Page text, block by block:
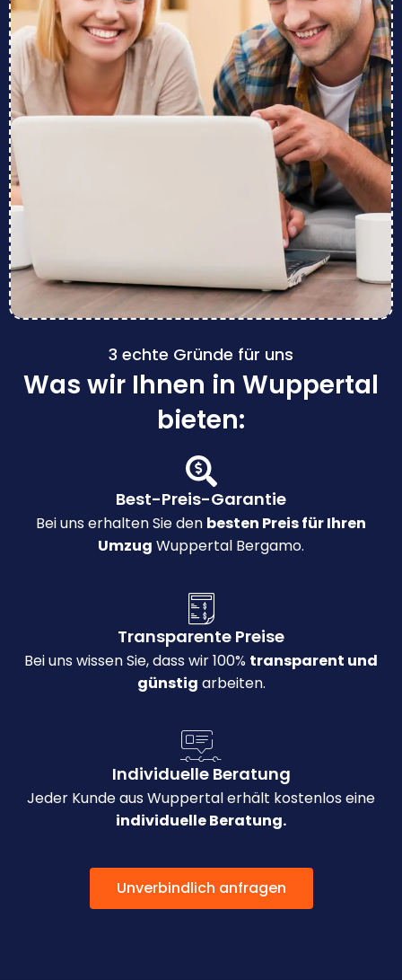
3 echte Gründe für uns
Was wir Ihnen in Wuppertal
bieten:
Best-Preis-Garantie
Bei uns erhalten Sie den besten Preis für Ihren
Umzug Wuppertal Bergamo.
Transparente Preise
Bei uns wissen Sie, dass wir 100% transparent und
günstig arbeiten.
Individuelle Beratung
Jeder Kunde aus Wuppertal erhält kostenlos eine
individuelle Beratung.
Unverbindlich anfragen